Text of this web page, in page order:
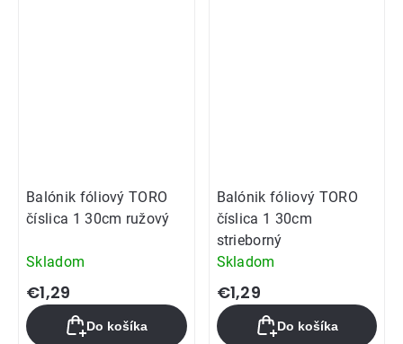
Balónik fóliový TORO
číslica 1 30cm ružový
Skladom
€1,29
Do košíka
Balónik fóliový TORO
číslica 1 30cm
strieborný
Skladom
€1,29
Do košíka